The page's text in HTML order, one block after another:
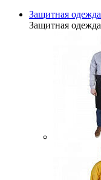
Защитная одежда
Защитная одежда